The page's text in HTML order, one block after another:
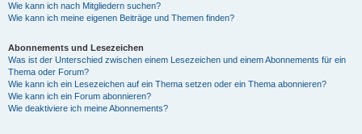
Wie kann ich nach Mitgliedern suchen?
Wie kann ich meine eigenen Beiträge und Themen finden?
Abonnements und Lesezeichen
Was ist der Unterschied zwischen einem Lesezeichen und einem Abonnements für ein
Thema oder Forum?
Wie kann ich ein Lesezeichen auf ein Thema setzen oder ein Thema abonnieren?
Wie kann ich ein Forum abonnieren?
Wie deaktiviere ich meine Abonnements?